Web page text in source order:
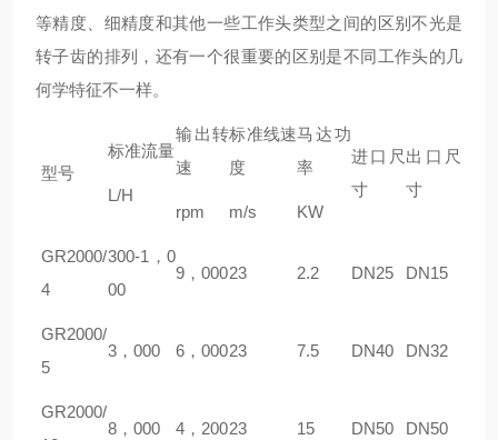
等精度、细精度和其他一些工作头类型之间的区别不光是
转子齿的排列，还有一个很重要的区别是不同工作头的几
何学特征不一样。
型号
标准流量
L/H
输出转
速
rpm
标准线速
度
m/s
马达功
率
KW
进口尺
寸
出口尺
寸
GR2000/
4
300-1，0
00
9，00023 2.2 DN25 DN15
GR2000/
5
3，000 6，00023 7.5 DN40 DN32
GR2000/
8，000 4，20023 15 DN50 DN50